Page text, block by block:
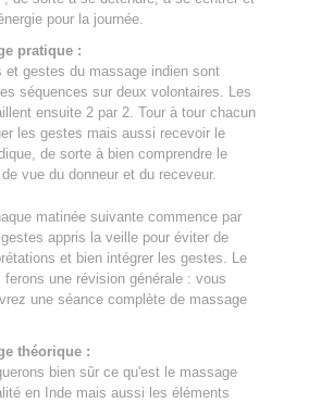
pour la journée.
pratique :
et gestes du massage indien sont
séquences sur deux volontaires. Les
ensuite 2 par 2. Tour à tour chacun
les gestes mais aussi recevoir le
de sorte à bien comprendre le
vue du donneur et du receveur.
matinée suivante commence par
appris la veille pour éviter de
et bien intégrer les gestes. Le
ferons une révision générale : vous
une séance complète de massage
théorique :
bien sûr ce qu'est le massage
en Inde mais aussi les éléments